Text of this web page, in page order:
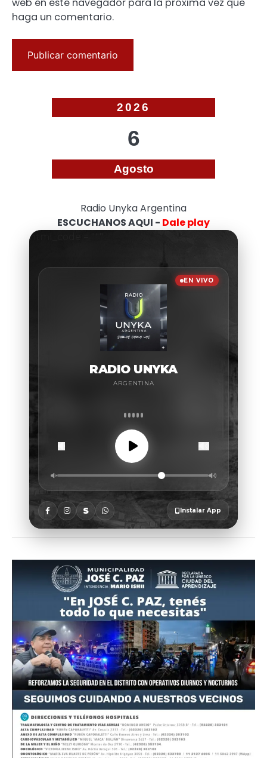
haga un comentario.
2026
6
Agosto
Radio Unyka Argentina
ESCUCHANOS AQUI - Dale play